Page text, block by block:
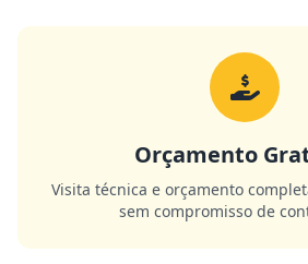
Orçamento
Visita técnica e orçamento
sem compromisso de